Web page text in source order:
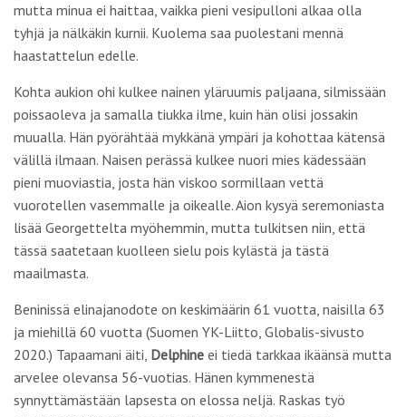
mutta minua ei haittaa, vaikka pieni vesipulloni alkaa olla
tyhjä ja nälkäkin kurnii. Kuolema saa puolestani mennä
haastattelun edelle.
Kohta aukion ohi kulkee nainen yläruumis paljaana, silmissään
poissaoleva ja samalla tiukka ilme, kuin hän olisi jossakin
muualla. Hän pyörähtää mykkänä ympäri ja kohottaa kätensä
välillä ilmaan. Naisen perässä kulkee nuori mies kädessään
pieni muoviastia, josta hän viskoo sormillaan vettä
vuorotellen vasemmalle ja oikealle. Aion kysyä seremoniasta
lisää Georgettelta myöhemmin, mutta tulkitsen niin, että
tässä saatetaan kuolleen sielu pois kylästä ja tästä
maailmasta.
Beninissä elinajanodote on keskimäärin 61 vuotta, naisilla 63
ja miehillä 60 vuotta (Suomen YK-Liitto, Globalis-sivusto
2020.) Tapaamani äiti, Delphine ei tiedä tarkkaa ikäänsä mutta
arvelee olevansa 56-vuotias. Hänen kymmenestä
synnyttämästään lapsesta on elossa neljä. Raskas työ